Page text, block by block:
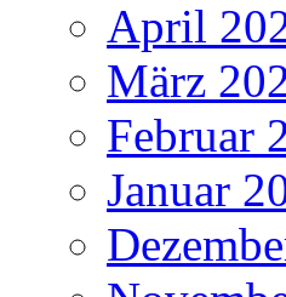
April
März
Februar
Januar